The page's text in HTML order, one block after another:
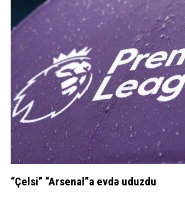
“Çelsi” “Arsenal”a evdə uduzdu